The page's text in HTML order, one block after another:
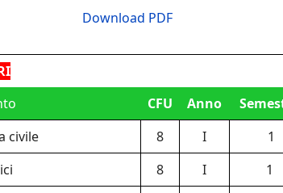
Download PDF
CFU Anno
civile
8 I 1
8 I 1